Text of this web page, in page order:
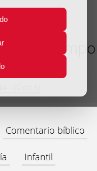
del tiempo
Comentario bíblico
Infantil